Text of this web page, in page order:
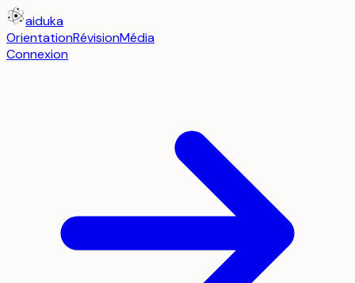
aiduka
OrientationRévisionMédia
Connexion